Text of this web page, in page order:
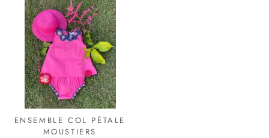
ENSEMBLE COL PÉTALE
MOUSTIERS